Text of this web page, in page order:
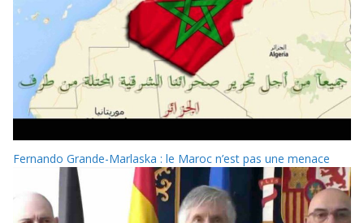
Fernando Grande-Marlaska : le Maroc n’est pas une menace